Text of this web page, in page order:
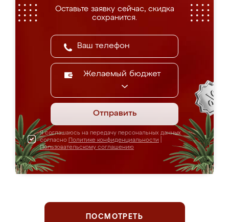
Оставьте заявку сейчас, скидка
сохранится.
Желаемый бюджет
Отправить
Я соглашаюсь на передачу персональных данных
согласно Политике конфиденциальности
Пользовательскому соглашению
ПОСМОТРЕТЬ